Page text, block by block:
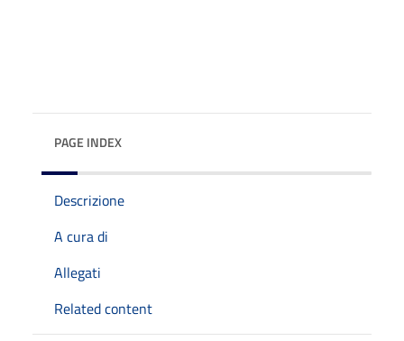
PAGE INDEX
Descrizione
A cura di
Allegati
Related content